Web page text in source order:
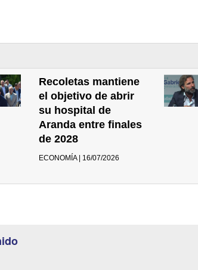
Recoletas mantiene
el objetivo de abrir
su hospital de
Aranda entre finales
de 2028
ECONOMÍA | 16/07/2026